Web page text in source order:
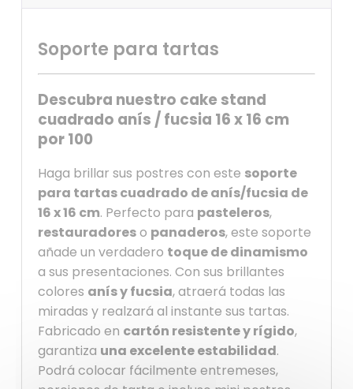
Soporte para tartas
Descubra nuestro cake stand
cuadrado anís / fucsia 16 x 16 cm
por 100
Haga brillar sus postres con este soporte
para tartas cuadrado de anís/fucsia de
16 x 16 cm. Perfecto para pasteleros,
restauradoreso panaderos, este soporte
añade un verdadero toque de dinamismo
a sus presentaciones. Con sus brillantes
colores anís y fucsia, atraerá todas las
miradas y realzará al instante sus tartas.
Fabricado en cartón resistente y rígido,
garantiza una excelente estabilidad.
Podrá colocar fácilmente entremeses,